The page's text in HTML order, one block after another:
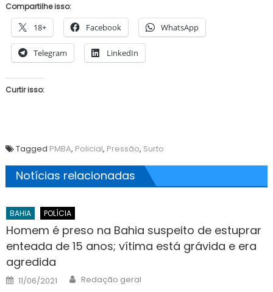
Compartilhe isso:
18+ Facebook WhatsApp
Telegram LinkedIn
Curtir isso:
Tagged PMBA, Policial, Pressão, Surto
Notícias relacionadas
BAHIA POLÍCIA
Homem é preso na Bahia suspeito de estuprar
enteada de 15 anos; vítima está grávida e era
agredida
Posted
on
11/06/2021 Author
Redação geral